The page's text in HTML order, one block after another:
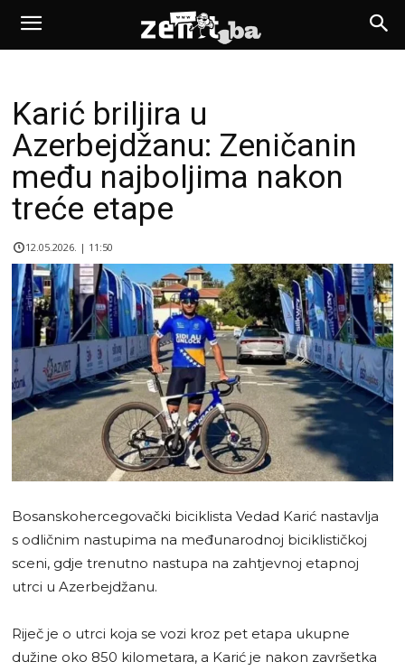
Karić briljira u
Azerbejdžanu: Zeničanin
među najboljima nakon
treće etape
12.05.2026. | 11:50
Bosanskohercegovački biciklista Vedad Karić nastavlja
s odličnim nastupima na međunarodnoj biciklističkoj
sceni, gdje trenutno nastupa na zahtjevnoj etapnoj
utrci u Azerbejdžanu.
Riječ je o utrci koja se vozi kroz pet etapa ukupne
dužine oko 850 kilometara, a Karić je nakon završetka